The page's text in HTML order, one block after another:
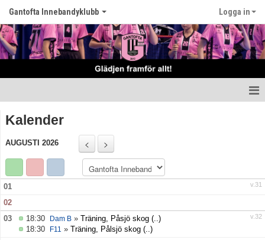
Gantofta Innebandyklubb Logga in
Klubben
Våra lag
Kontakt
Kalender
AUGUSTI 2026
v.31
01
02
v.32
03 18:30 Dam B » Träning, Påsjö skog (..)
18:30
F11 » Träning, Pålsjö skog (..)